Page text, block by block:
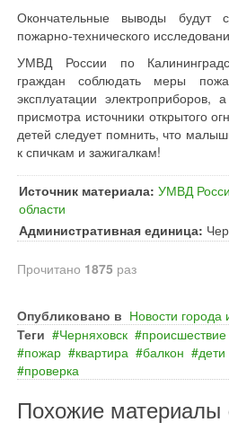
Окончательные выводы будут
пожарно-технического
УМВД России по
граждан соблюдать меры
эксплуатации электроприборов,
присмотра источники открытого
детей следует помнить, что
к спичкам и зажигалкам!
Источник материала: УМВД
области
Административная единица:
Прочитано 1875 раз
Опубликовано в Новости города
Теги
Черняховск происшествие
пожар
квартира балкон дети
проверка
Похожие материалы